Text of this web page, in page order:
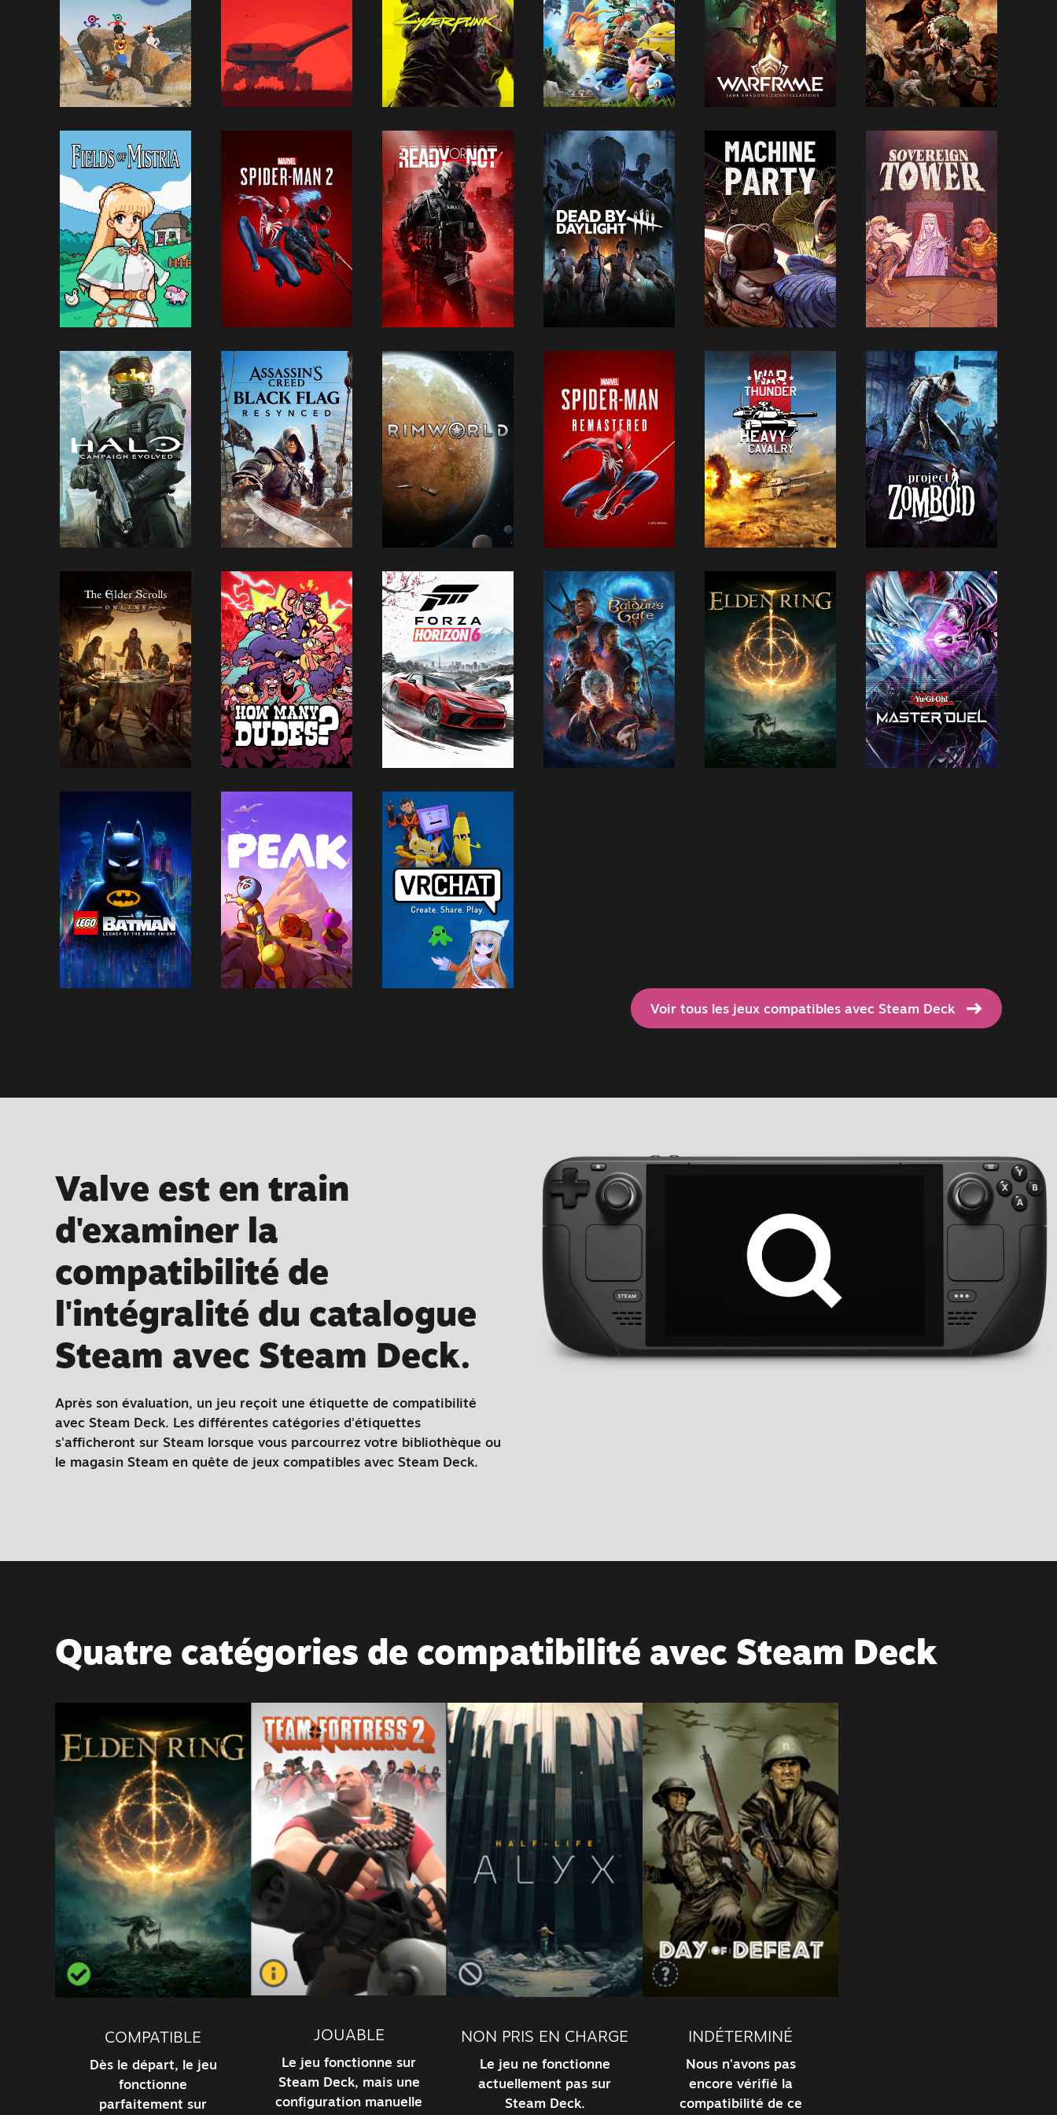
Voir tous les jeux compatibles avec Steam Deck
Valve est en train
d'examiner la
compatibilité de
l'intégralité du catalogue
Steam avec Steam Deck.
Après son évaluation, un jeu reçoit une étiquette de compatibilité
avec Steam Deck. Les différentes catégories d'étiquettes
s'afficheront sur Steam lorsque vous parcourrez votre bibliothèque ou
le magasin Steam en quête de jeux compatibles avec Steam Deck.
Quatre catégories de compatibilité avec Steam Deck
COMPATIBLE
Dès le départ, le jeu
fonctionne
parfaitement sur
JOUABLE
Le jeu fonctionne sur
Steam Deck, mais une
configuration manuelle
NON PRIS EN CHARGE
Le jeu ne fonctionne
actuellement pas sur
Steam Deck.
INDÉTERMINÉ
Nous n'avons pas
encore vérifié la
compatibilité de ce